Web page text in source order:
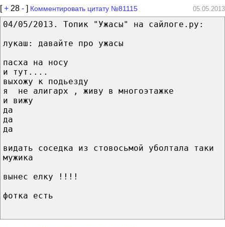
[+ 28 - ] Комментировать цитату №81115 05.05.2013
04/05/2013. Топик "Ужасы" на сайлоге.ру:
лукаш: давайте про ужасы
пасха на носу
и тут....
выхожу к подьезду
я не алигарх , живу в многоэтажке
и вижу
да
да
да
видать соседка из стовосьмой уболтала таки
мужика
вынес елку !!!!
фотка есть